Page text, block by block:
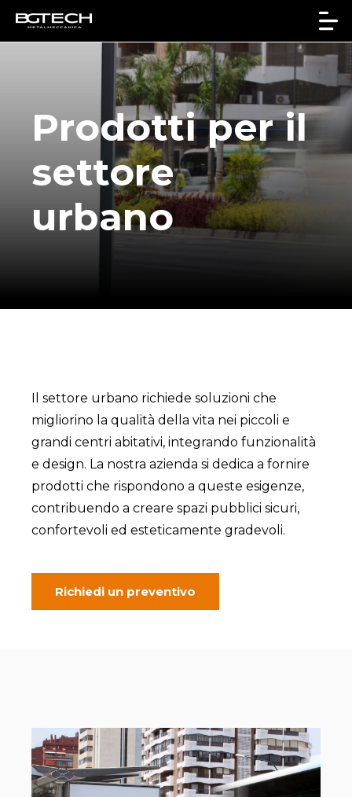
Prodotti per il
settore
urbano
Il settore urbano richiede soluzioni che
migliorino la qualità della vita nei piccoli e
grandi centri abitativi, integrando funzionalità
e design. La nostra azienda si dedica a fornire
prodotti che rispondono a queste esigenze,
contribuendo a creare spazi pubblici sicuri,
confortevoli ed esteticamente gradevoli.
Richiedi un preventivo